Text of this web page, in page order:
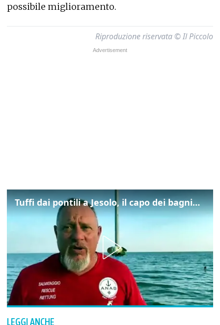
possibile miglioramento.
Riproduzione riservata © Il Piccolo
Tuffi dai pontili a Jesolo, il capo dei bagnini: "L'impegno di tutti per evitare altre tragedie"
LEGGI ANCHE